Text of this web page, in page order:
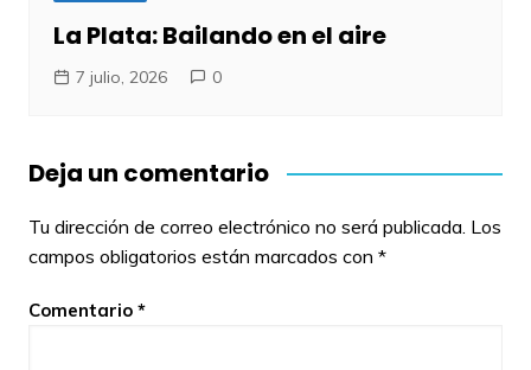
La Plata: Bailando en el aire
7 julio, 2026 0
Deja un comentario
Tu dirección de correo electrónico no será publicada. Los
campos obligatorios están marcados con *
Comentario *